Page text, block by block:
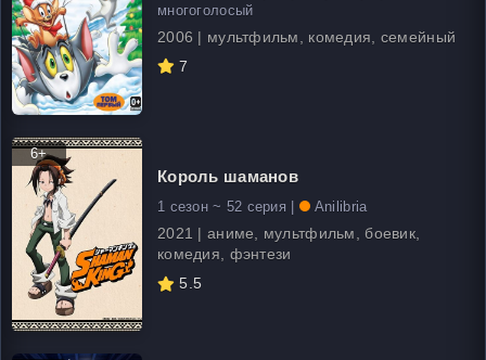
многоголосый
2006 | мультфильм, комедия, семейный
7
6+
Король шаманов
1 сезон ~ 52 серия | Anilibria
2021 | аниме, мультфильм, боевик,
комедия, фэнтези
5.5